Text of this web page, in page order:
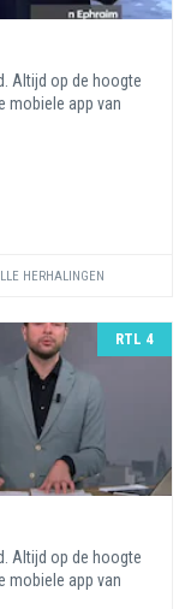
Altijd op de hoogte
mobiele app van
HERHALINGEN
RTL 4
Altijd op de hoogte
mobiele app van